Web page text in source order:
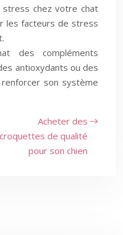
stress chez votre chat
les facteurs de stress
des compléments
antioxydants ou des
son système
Acheter des
croquettes de qualité
pour son chien